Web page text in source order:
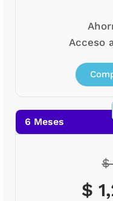
Acceso
6 Meses
$
$